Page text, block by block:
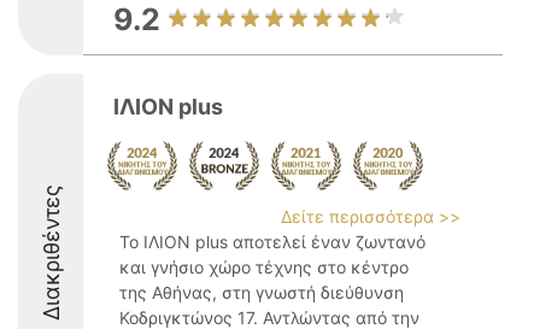
9.2
Διακριθέντες
ΙΛΙΟΝ plus
Δείτε περισσότερα >>
Το ΙΛΙΟΝ plus αποτελεί έναν ζωντανό
και γνήσιο χώρο τέχνης στο κέντρο
της Αθήνας, στη γνωστή διεύθυνση
Κοδριγκτώνος 17. Αντλώντας από την